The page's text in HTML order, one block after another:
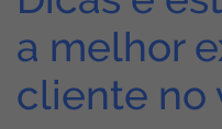
a melhor
cliente no